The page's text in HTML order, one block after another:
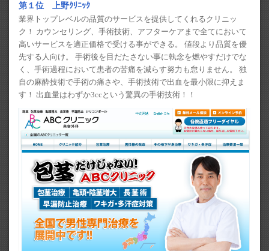
第１位 上野ｸﾘﾆｯｸ
業界トップレベルの品質のサービスを提供してくれるクリニッ
ク！ カウンセリング、手術技術、アフターケアまで全てにおいて
高いサービスを適正価格で受ける事ができる。 値段より品質を優
先する人向け。 手術後を目だたさない事に執念を燃やすだけでな
く、手術過程において患者の苦痛を減らす努力も怠りません。 独
自の麻酔技術で手術の痛さや、手術技術で出血を最小限に抑えま
す！ 出血量はわずか3ccという驚異の手術技術！！